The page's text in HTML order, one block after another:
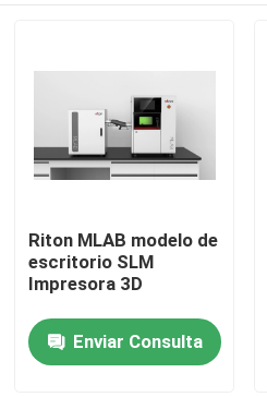
Inicio
Productos
Riton MLAB modelo de
escritorio SLM
Impresora 3D
Enviar Consulta